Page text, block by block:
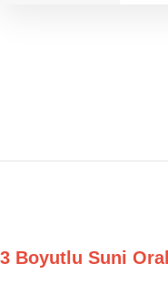
3 Boyutlu Suni